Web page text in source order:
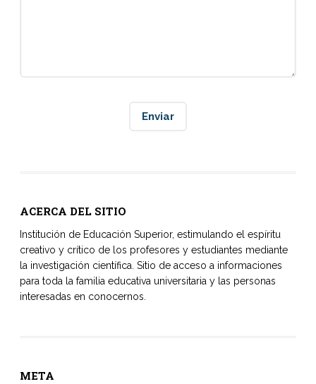
ACERCA DEL SITIO
Institución de Educación Superior, estimulando el espíritu
creativo y crítico de los profesores y estudiantes mediante
la investigación científica. Sitio de acceso a informaciones
para toda la familia educativa universitaria y las personas
interesadas en conocernos.
META